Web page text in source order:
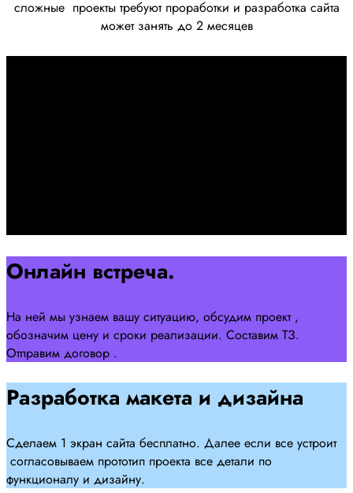
сложные проекты требуют проработки и разработка сайта
может занять до 2 месяцев
Онлайн встреча.
На ней мы узнаем вашу ситуацию, обсудим проект ,
обозначим цену и сроки реализации. Составим ТЗ.
Отправим договор .
Разработка макета и дизайна
Сделаем 1 экран сайта бесплатно. Далее если все устроит
согласовываем прототип проекта все детали по
функционалу и дизайну.